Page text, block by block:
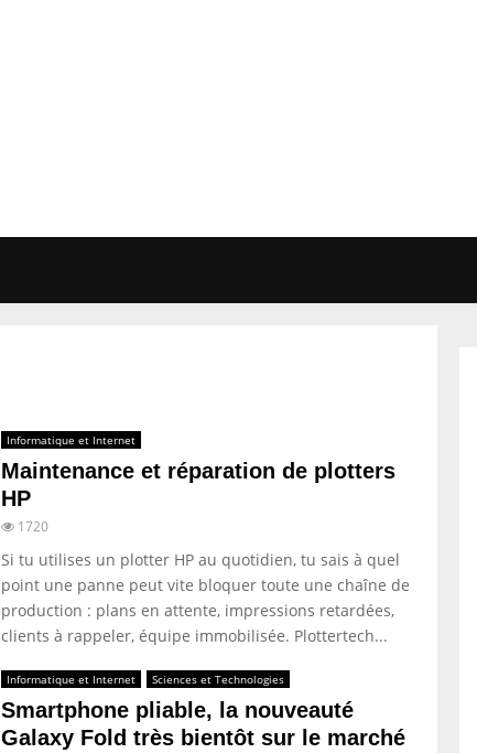
Informatique et Internet
Maintenance et réparation de plotters
HP
1720
Si tu utilises un plotter HP au quotidien, tu sais à quel
point une panne peut vite bloquer toute une chaîne de
production : plans en attente, impressions retardées,
clients à rappeler, équipe immobilisée. Plottertech...
Informatique et Internet Sciences et Technologies
Smartphone pliable, la nouveauté
Galaxy Fold très bientôt sur le marché